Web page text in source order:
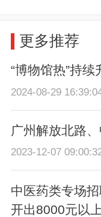
更多推荐
“博物馆热”持
2024-08-29
广州解放北路
2023-12-07
中医药类专场
开出8000元以